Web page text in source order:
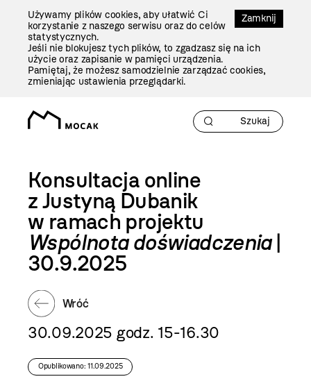
Zamknij
Używamy plików cookies, aby ułatwić Ci
korzystanie z naszego serwisu oraz do celów
statystycznych.
Jeśli nie blokujesz tych plików, to zgadzasz się na ich
użycie oraz zapisanie w pamięci urządzenia.
Pamiętaj, że możesz samodzielnie zarządzać cookies,
zmieniając ustawienia przeglądarki.
Konsultacja online
z Justyną Dubanik
w ramach projektu
Wspólnota doświadczenia|
30.9.2025
Wróć
30.09.2025 godz. 15-16.30
Opublikowano: 11.09.2025